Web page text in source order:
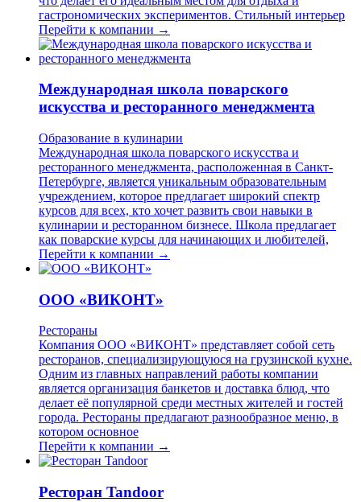
гастрономических экспериментов. Стильный интерьер
Перейти к компании →
Международная школа поварского
искусства и ресторанного менеджмента
Образование в кулинарии
Международная школа поварского искусства и
ресторанного менеджмента, расположенная в Санкт-
Петербурге, является уникальным образовательным
учреждением, которое предлагает широкий спектр
курсов для всех, кто хочет развить свои навыки в
кулинарии и ресторанном бизнесе. Школа предлагает
как поварские курсы для начинающих и любителей,
Перейти к компании →
ООО «ВИКОНТ»
Рестораны
Компания ООО «ВИКОНТ» представляет собой сеть
ресторанов, специализирующуюся на грузинской кухне.
Одним из главных направлений работы компании
является организация банкетов и доставка блюд, что
делает её популярной среди местных жителей и гостей
города. Рестораны предлагают разнообразное меню, в
котором основное
Перейти к компании →
Ресторан Tandoor